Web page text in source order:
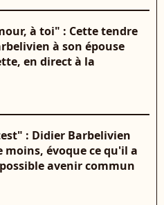
à toi" : Cette tendre
à son épouse
en direct à la
: Didier Barbelivien
moins, évoque ce qu'il a
avenir commun